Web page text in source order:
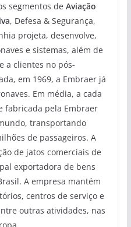
segmentos de Aviação
, Defesa & Segurança,
projeta, desenvolve,
e sistemas, além de
a clientes no pós-
em 1969, a Embraer já
Em média, a cada
fabricada pela Embraer
transportando
de passageiros. A
de jatos comerciais de
exportadora de bens
A empresa mantém
centros de serviço e
outras atividades, nas